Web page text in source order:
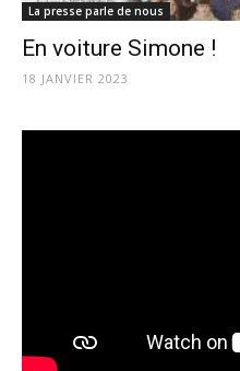
La presse parle de nous
En voiture Simone !
18 JANVIER 2023